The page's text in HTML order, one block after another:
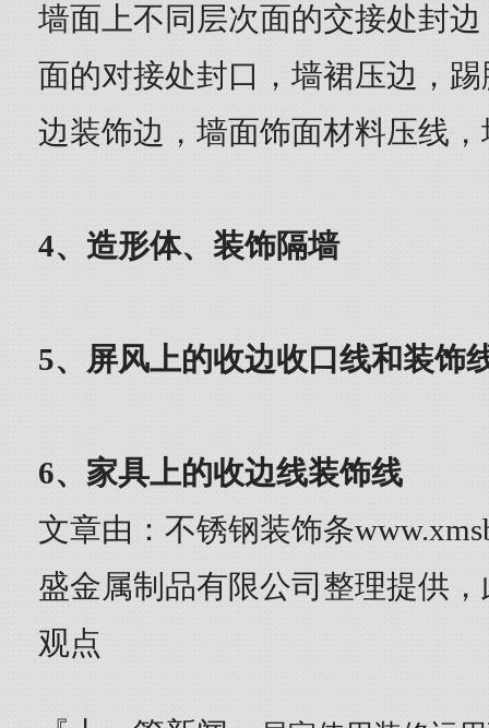
墙面上不同层次面的交接处封
面的对接处封口，墙裙压边，
边装饰边，墙面饰面材料压线
4、造形体、装饰隔墙
5、屏风上的收边收口线和装饰
6、家具上的收边线装饰线
文章由：不锈钢装饰条
盛金属制品有限公司整理提供
观点